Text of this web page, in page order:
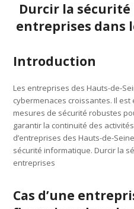
Durcir la
entreprises dans
Introduction
Les entreprises des Hauts-de-
cybermenaces croissantes. Il
mesures de sécurité robustes
garantir la continuité des
d’entreprises des Hauts-de-
sécurité informatique. Durcir la
entreprises
Cas d’une